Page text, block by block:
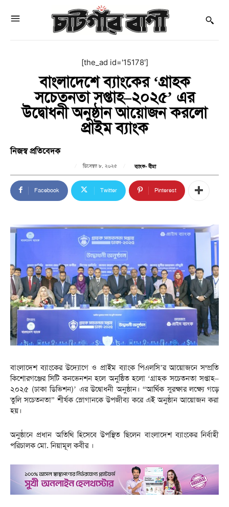
[the_ad id='15178']
বাংলাদেশে ব্যাংকের ‘গ্রাহক
সচেতনতা সপ্তাহ–২০২৫’ এর
উদ্বোধনী অনুষ্ঠান আয়োজন করলো
প্রাইম ব্যাংক
নিজস্ব প্রতিবেদক
ডিসেম্বর ৮, ২০২৫ ব্যাংক- বীমা
Facebook Twitter Pinterest
বাংলাদেশ ব্যাংকের উদ্যোগে ও প্রাইম ব্যাংক পিএলসি’র আয়োজনে সম্প্রতি
কিশোরগঞ্জের সিটি কনভেনশন হলে অনুষ্ঠিত হলো ‘গ্রাহক সচেতনতা সপ্তাহ–
২০২৫ (ঢাকা ডিভিশন)’ এর উদ্বোধনী অনুষ্ঠান। “আর্থিক সুরক্ষার লক্ষ্যে গড়ে
তুলি সচেতনতা” শীর্ষক স্লোগানকে উপজীব্য করে এই অনুষ্ঠান আয়োজন করা
হয়।
অনুষ্ঠানে প্রধান অতিথি হিসেবে উপস্থিত ছিলেন বাংলাদেশ ব্যাংকের নির্বাহী
পরিচালক মো. নিয়ামূল কবীর ।